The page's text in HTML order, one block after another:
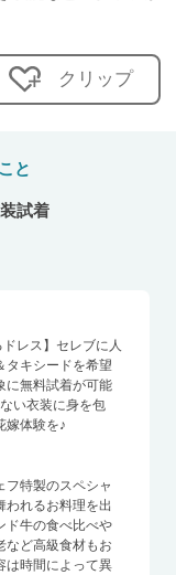
クリップ
と
試着
ドレス】セレブに人
タキシードを希望
に無料試着が可能
い衣装に身を包
嫁体験を♪
フ特製のスペシャ
われるお料理を出
ド牛の食べ比べや
など高級食材もお
時間によって異